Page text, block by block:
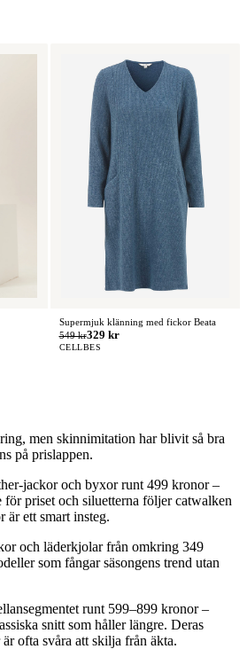
Supermjuk klänning med fickor Beata
549 kr329 kr
CELLBES
men skinnimitation har blivit så bra
på prislappen.
jackor och byxor runt 499 kronor –
för priset och siluetterna följer catwalken
är ett smart insteg.
och läderkjolar från omkring 349
som fångar säsongens trend utan
runt 599–899 kronor –
snitt som håller längre. Deras
ofta svåra att skilja från äkta.